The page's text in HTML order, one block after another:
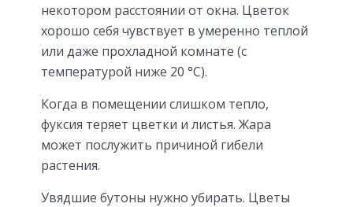
некотором расстоянии от окна. Цветок
хорошо себя чувствует в умеренно теплой
или даже прохладной комнате (с
температурой ниже 20 °С).
Когда в помещении слишком тепло,
фуксия теряет цветки и листья. Жара
может послужить причиной гибели
растения.
Увядшие бутоны нужно убирать. Цветы